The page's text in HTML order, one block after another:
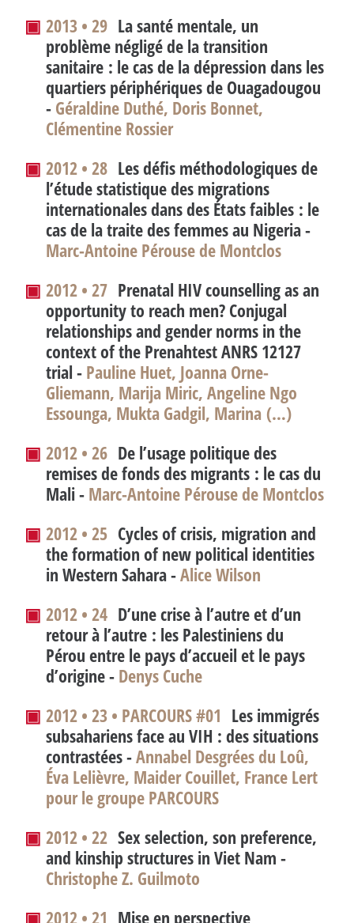
▣ 2013 • 29 La santé mentale, un
problème négligé de la transition
sanitaire : le cas de la dépression dans les
quartiers périphériques de Ouagadougou
-Géraldine Duthé, Doris Bonnet,
Clémentine Rossier
▣ 2012 • 28 Les défis méthodologiques de
l’étude statistique des migrations
internationales dans des États faibles : le
cas de la traite des femmes au Nigeria -
Marc-Antoine Pérouse de Montclos
▣ 2012 • 27 Prenatal HIV counselling as an
opportunity to reach men? Conjugal
relationships and gender norms in the
context of the Prenahtest ANRS 12127
trial-Pauline Huet, Joanna Orne-
Gliemann, Marija Miric, Angeline Ngo
Essounga, Mukta Gadgil, Marina (…)
▣ 2012 • 26 De l’usage politique des
remises de fonds des migrants : le cas du
Mali -Marc-Antoine Pérouse de Montclos
▣ 2012 • 25 Cycles of crisis, migration and
the formation of new political identities
in Western Sahara-Alice Wilson
▣ 2012 • 24 D’une crise à l’autre et d’un
retour à l’autre : les Palestiniens du
Pérou entre le pays d’accueil et le pays
d’origine -Denys Cuche
▣ 2012 • 23 • PARCOURS #01 Les immigrés
subsahariens face au VIH : des situations
contrastées -Annabel Desgrées du Loû,
Éva Lelièvre, Maider Couillet, France Lert
pour le groupe PARCOURS
▣ 2012 • 22 Sex selection, son preference,
and kinship structures in Viet Nam-
Christophe Z. Guilmoto
▣ 2012 • 21 Mise en perspective